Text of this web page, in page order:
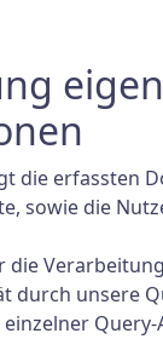
die erfassten
sowie die
die
durch unsere